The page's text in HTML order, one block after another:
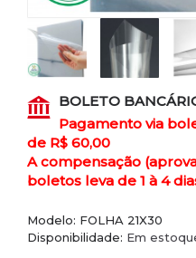
BOLETO
Pagamento via
de R$ 60,00
A compensação
boletos leva de 1 à 4
Modelo: FOLHA 21X30
Disponibilidade: Em